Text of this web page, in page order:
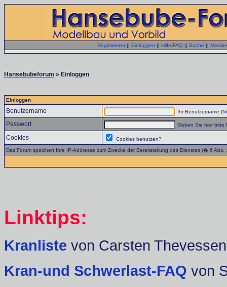
Registrieren || Einloggen || Hilfe/FAQ || Suche ||
Hansebubeforum » Einloggen
Einloggen
Benutzername Ihr Benutzername (
Passwort Geben Sie hier bitte
Cookies
Cookies benutzen?
Das Forum speichert Ihre IP-Addresse zum Zwecke der Bereitstellung des Dienstes (� 6
Linktips:
Kranliste von Carsten Thevessen
Kran-und Schwerlast-FAQ von